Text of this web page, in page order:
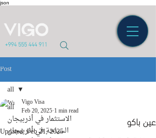
json
+994 555 444 911
Post
all
الاستثمار في أذربيجان
السياحة في أذربيجان
all
عين باكو
Vigo Visa
Feb 20, 2025 1 min read
Updated:Feb 21, 2025